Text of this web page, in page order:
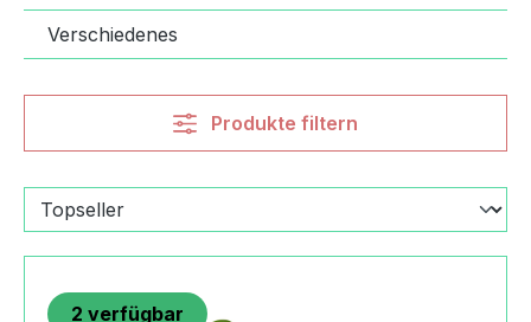
Verschiedenes
Produkte filtern
2 verfügbar